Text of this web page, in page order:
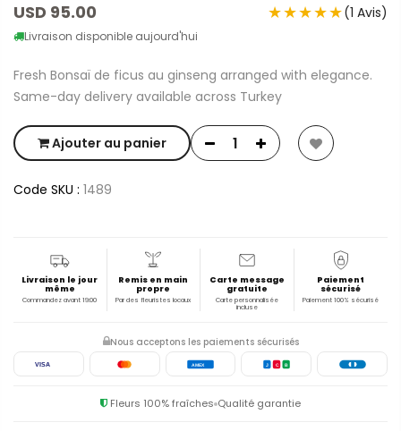
USD 95.00
Livraison disponible aujourd'hui
★★★★★(1 Avis)
Fresh Bonsaï de ficus au ginseng arranged with elegance.
Same-day delivery available across Turkey
Ajouter au panier
Code SKU : 1489
Livraison le jour
même
Commandez avant 19:00
Remis en main
propre
Par des fleuristes locaux
Carte message
gratuite
Carte personnalisée
incluse
Paiement
sécurisé
Paiement 100% sécurisé
Nous acceptons les paiements sécurisés
VISA AMEX J C B
Fleurs 100% fraîches Qualité garantie